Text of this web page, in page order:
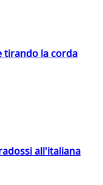
tirando la corda
all'italiana